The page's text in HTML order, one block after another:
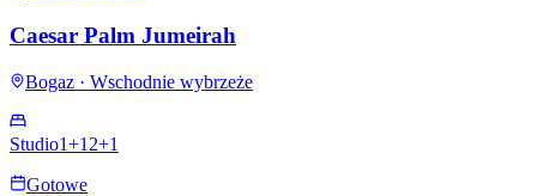
Caesar Palm Jumeirah
Bogaz · Wschodnie wybrzeże
Studio1+1 2+1
Gotowe